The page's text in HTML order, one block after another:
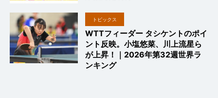
トピックス
WTTフィーダー タシケントのポイ
ント反映。小塩悠菜、川上流星ら
が上昇！｜2026年第32週世界ラ
ンキング